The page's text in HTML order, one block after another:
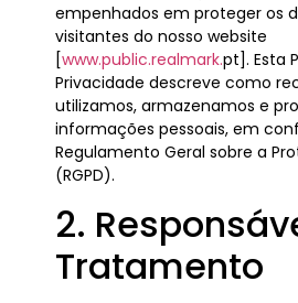
empenhados em proteger os
visitantes do nosso website
[www.public.realmark.pt]. Esta
Privacidade descreve como
utilizamos, armazenamos e
informações pessoais, em
Regulamento Geral sobre a
(RGPD).
2.
Tratamento